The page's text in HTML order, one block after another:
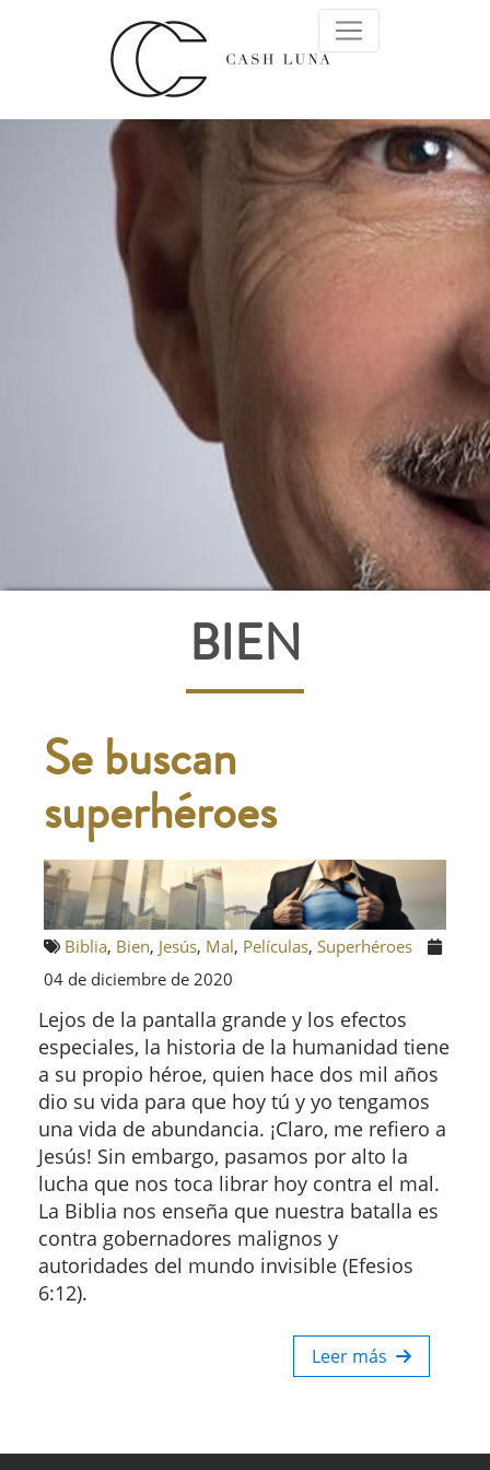
BIEN
Se buscan
superhéroes
Biblia, Bien, Jesús, Mal, Películas, Superhéroes
04 de diciembre de 2020
Lejos de la pantalla grande y los efectos
especiales, la historia de la humanidad tiene
a su propio héroe, quien hace dos mil años
dio su vida para que hoy tú y yo tengamos
una vida de abundancia. ¡Claro, me refiero a
Jesús! Sin embargo, pasamos por alto la
lucha que nos toca librar hoy contra el mal.
La Biblia nos enseña que nuestra batalla es
contra gobernadores malignos y
autoridades del mundo invisible (Efesios
6:12).
Leer más